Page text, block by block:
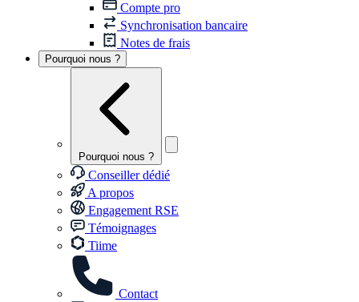
Compte pro
Synchronisation bancaire
Notes de frais
Pourquoi nous ?
Pourquoi nous ?
Conseiller dédié
A propos
Engagement RSE
Témoignages
Tiime
Contact